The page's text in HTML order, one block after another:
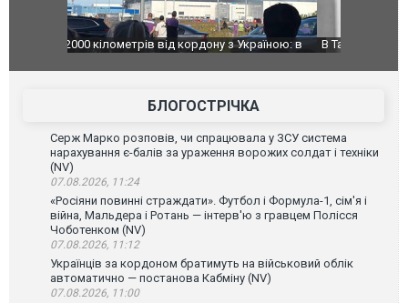
В Таїланді футболіст загинув від удару
постраждали. ВІДЕО
БЛОГОСТРІЧКА
Серж Марко розповів, чи спрацювала у ЗСУ система
нарахування є-балів за ураження ворожих солдат і техніки
(NV)
07.08.2026, 11:24
«Росіяни повинні страждати». Футбол і Формула-1, сім'я і
війна, Мальдера і Ротань — інтерв'ю з гравцем Полісся
Чоботенком (NV)
07.08.2026, 11:12
Українців за кордоном братимуть на військовий облік
автоматично — постанова Кабміну (NV)
07.08.2026, 11:00